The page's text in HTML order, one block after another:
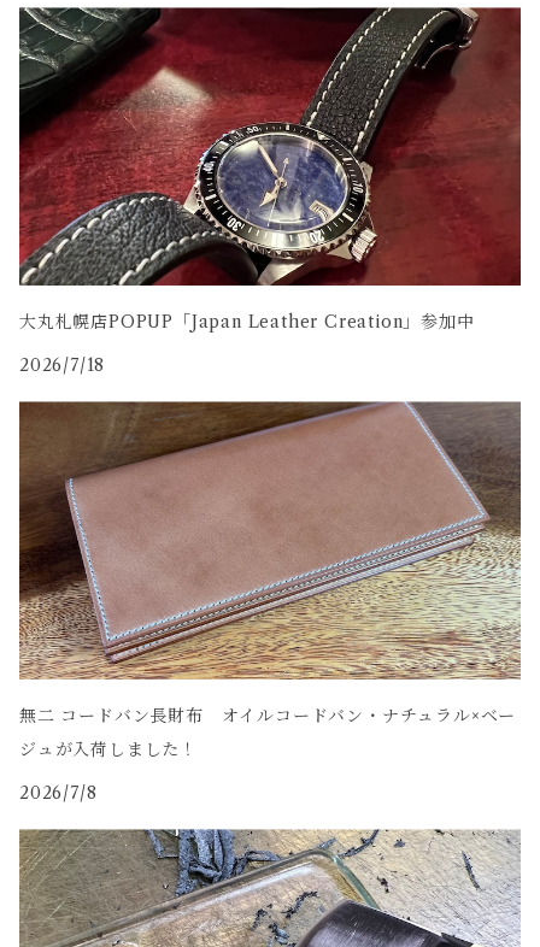
コードバン
牛革
大丸札幌店POPUP「Japan Leather Creation」参加中
2026/7/18
無二 コードバン長財布 オイルコードバン・ナチュラル×ベー
ジュが入荷しました！
2026/7/8